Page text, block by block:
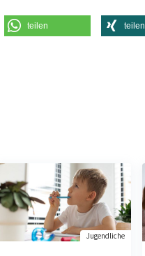
teilen teilen
Jugendliche